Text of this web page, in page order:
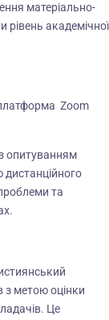
матеріально-
рівень академічної
Zoom
опитуванням
дистанційного
та
з метою оцінки
Це